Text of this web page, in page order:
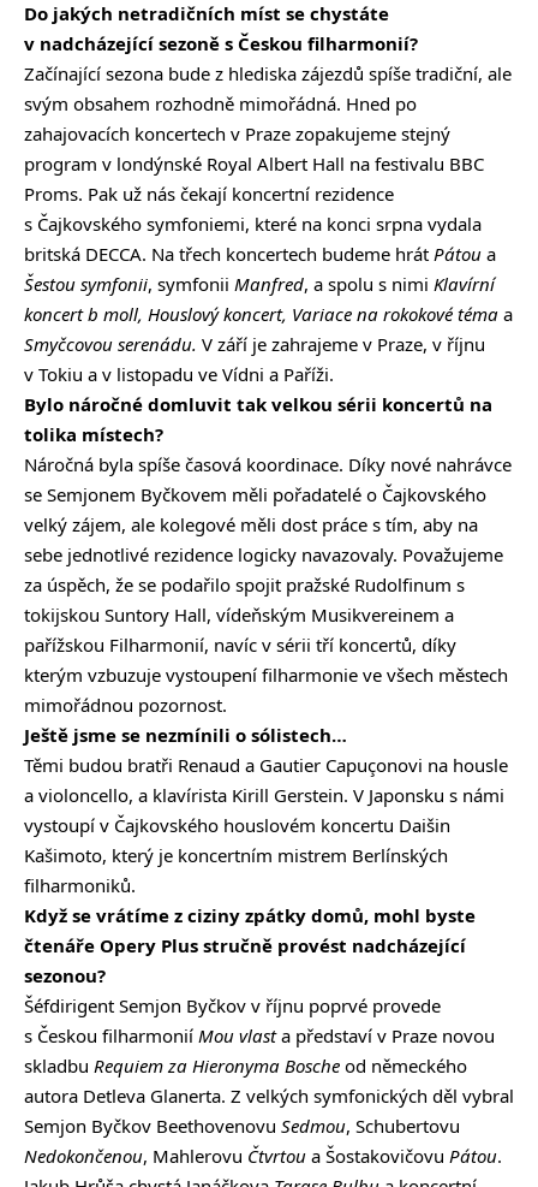
Do jakých netradičních míst se chystáte
v nadcházející sezoně s Českou filharmonií?
Začínající sezona bude z hlediska zájezdů spíše tradiční, ale
svým obsahem rozhodně mimořádná. Hned po
zahajovacích koncertech v Praze zopakujeme stejný
program v londýnské Royal Albert Hall na festivalu BBC
Proms. Pak už nás čekají koncertní rezidence
s Čajkovského symfoniemi, které na konci srpna vydala
britská DECCA. Na třech koncertech budeme hrát Pátou a
Šestou symfonii, symfonii Manfred, a spolu s nimi Klavírní
koncert b moll, Houslový koncert, Variace na rokokové téma a
Smyčcovou serenádu. V září je zahrajeme v Praze, v říjnu
v Tokiu a v listopadu ve Vídni a Paříži.
Bylo náročné domluvit tak velkou sérii koncertů na
tolika místech?
Náročná byla spíše časová koordinace. Díky nové nahrávce
se Semjonem Byčkovem měli pořadatelé o Čajkovského
velký zájem, ale kolegové měli dost práce s tím, aby na
sebe jednotlivé rezidence logicky navazovaly. Považujeme
za úspěch, že se podařilo spojit pražské Rudolfinum s
tokijskou Suntory Hall, vídeňským Musikvereinem a
pařížskou Filharmonií, navíc v sérii tří koncertů, díky
kterým vzbuzuje vystoupení filharmonie ve všech městech
mimořádnou pozornost.
Ještě jsme se nezmínili o sólistech…
Těmi budou bratři Renaud a Gautier Capuçonovi na housle
a violoncello, a klavírista Kirill Gerstein. V Japonsku s námi
vystoupí v Čajkovského houslovém koncertu Daišin
Kašimoto, který je koncertním mistrem Berlínských
filharmoniků.
Když se vrátíme z ciziny zpátky domů, mohl byste
čtenáře Opery Plus stručně provést nadcházející
sezonou?
Šéfdirigent Semjon Byčkov v říjnu poprvé provede
s Českou filharmonií Mou vlasta představí v Praze novou
skladbu Requiem za Hieronyma Bosche od německého
autora Detleva Glanerta. Z velkých symfonických děl vybral
Semjon Byčkov Beethovenovu Sedmou, Schubertovu
Nedokončenou, Mahlerovu Čtvrtou a Šostakovičovu Pátou.